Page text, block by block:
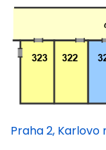
Praha 2, Karlovo